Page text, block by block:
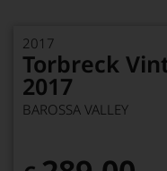
2017
Torbreck
2017
BAROSSA VALLEY